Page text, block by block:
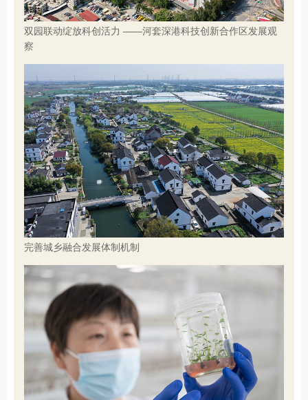
双园联动绽放科创活力 ——河套深港科技创新合作区发展观
察
完善城乡融合发展体制机制